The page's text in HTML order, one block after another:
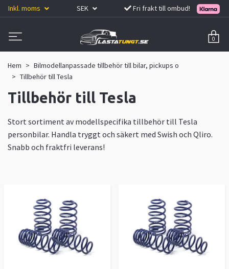
Inkl. moms SEK Fri frakt till ombud!
0
Hem
Bilmodellanpassade tillbehör till bilar, pickups o
Tillbehör till Tesla
Tillbehör till Tesla
Stort sortiment av modellspecifika tillbehör till Tesla
personbilar. Handla tryggt och säkert med Swish och Qliro.
Snabb och fraktfri leverans!